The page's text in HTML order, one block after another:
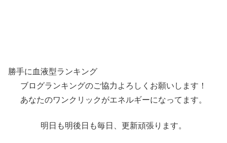
勝手に血液型ランキング
ブログランキングのご協力よろしくお願いします！
あなたのワンクリックがエネルギーになってます。
明日も明後日も毎日、更新頑張ります。